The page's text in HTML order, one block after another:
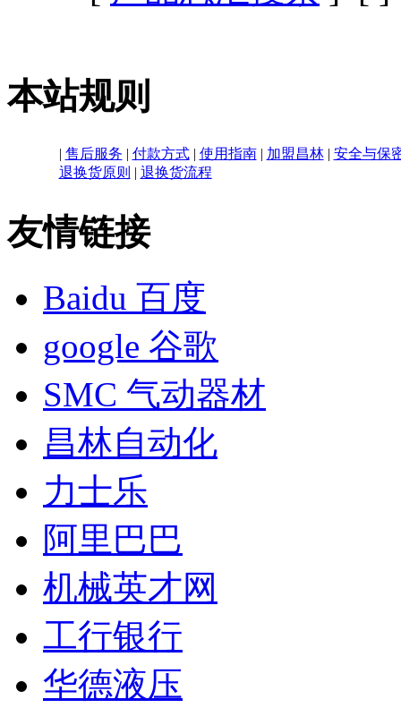
本站规则
| 售后服务 | 付款方式| 使用指南| 加盟昌林| 安全与保
退换货原则 | 退换货流程
友情链接
Baidu 百度
google 谷歌
SMC 气动器材
昌林自动化
力士乐
阿里巴巴
机械英才网
工行银行
华德液压